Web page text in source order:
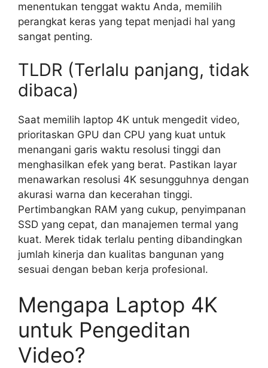
menentukan tenggat waktu Anda, memilih
perangkat keras yang tepat menjadi hal yang
sangat penting.
TLDR (Terlalu panjang, tidak
dibaca)
Saat memilih laptop 4K untuk mengedit video,
prioritaskan GPU dan CPU yang kuat untuk
menangani garis waktu resolusi tinggi dan
menghasilkan efek yang berat. Pastikan layar
menawarkan resolusi 4K sesungguhnya dengan
akurasi warna dan kecerahan tinggi.
Pertimbangkan RAM yang cukup, penyimpanan
SSD yang cepat, dan manajemen termal yang
kuat. Merek tidak terlalu penting dibandingkan
jumlah kinerja dan kualitas bangunan yang
sesuai dengan beban kerja profesional.
Mengapa Laptop 4K
untuk Pengeditan
Video?